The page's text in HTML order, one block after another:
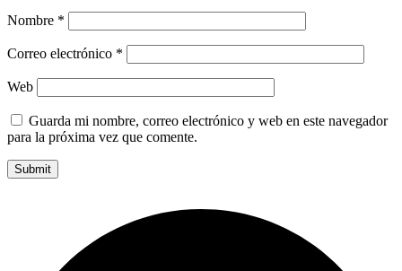
Nombre *
Correo electrónico *
Web
Guarda mi nombre, correo electrónico y web en este navegador
para la próxima vez que comente.